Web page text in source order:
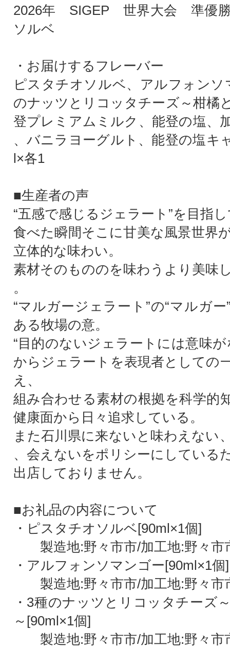
2026年 SIGEP 世界大会 準優
ソルベ
・お届けするフレーバー
ピスタチオソルベ、アルフォンソ
のナッツとリコッタチーズ～柑橘
登プレミアムミルク、能登の塩、
、バニラヨーグルト、能登の塩
l×各1
■生産者の声
“五感で感じるジェラート”を目指
食べた瞬間そこに甘美な風景世界
立体的な味わい。
素材そのもののを味わうより美味
。
“マルガージェラート”の“マルガ
ある牧場の意。
“目的のないジェラートには意味
からジェラートを表現者としての
え、
組み合わせる素材の根拠を科学的
健康面から日々追求している。
また石川県に来ないと味わえない
、会えないをポリシーにしている
出店しておりません。
■お礼品の内容について
・ピスタチオソルベ[90ml×1個]
製造地:野々市市/加工地:野々市
・アルフォンソマンゴー[90ml×1個]
製造地:野々市市/加工地:野々市
・3種のナッツとリコッタチーズ
～[90ml×1個]
製造地:野々市市/加工地:野々市